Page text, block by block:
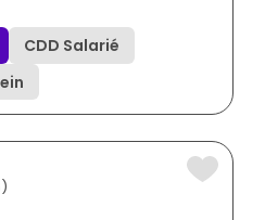
CDD Salarié